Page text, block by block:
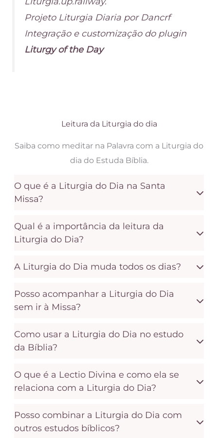
Projeto Liturgia Diaria por Dancrf
Integração e customização do plugin
Liturgy of the Day
Leitura da Liturgia do dia
Saiba como meditar na Palavra com a Liturgia do
dia do Estuda Bíblia.
O que é a Liturgia do Dia na Santa
Missa?
Qual é a importância da leitura da
Liturgia do Dia?
A Liturgia do Dia muda todos os dias?
Posso acompanhar a Liturgia do Dia
sem ir à Missa?
Como usar a Liturgia do Dia no estudo
da Bíblia?
O que é a Lectio Divina e como ela se
relaciona com a Liturgia do Dia?
Posso combinar a Liturgia do Dia com
outros estudos bíblicos?